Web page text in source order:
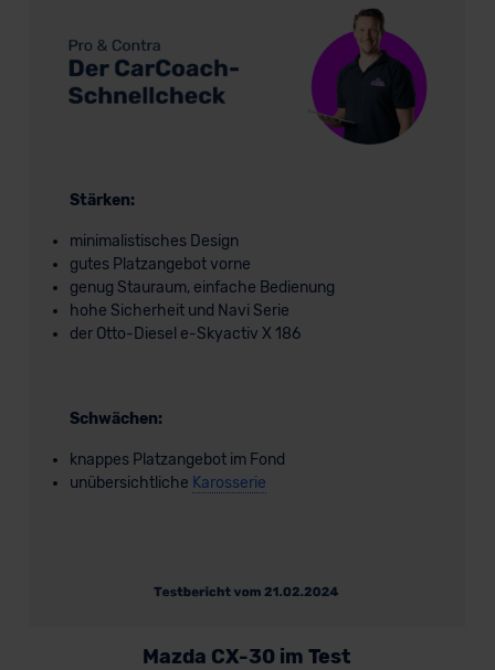
Stärken:
minimalistisches Design
gutes Platzangebot vorne
genug Stauraum, einfache Bedienung
hohe Sicherheit und Navi Serie
der Otto-Diesel e-Skyactiv X 186
Schwächen:
knappes Platzangebot im Fond
unübersichtliche Karosserie
Mazda CX-30 im Test